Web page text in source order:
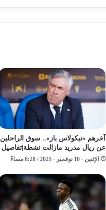
آخرهم «نيكولاس باز».. سوق الراحلين
عن ريال مدريد مازالت نشطة|تفاصيل
الإثنين - 10 نوفمبر - 2025 / 8:28 مساءً